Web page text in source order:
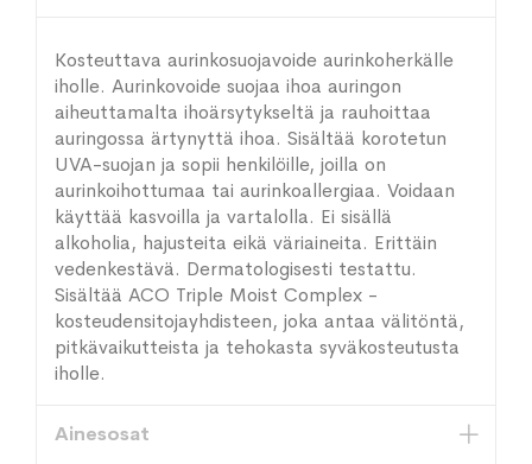
Kosteuttava aurinkosuojavoide aurinkoherkälle
iholle. Aurinkovoide suojaa ihoa auringon
aiheuttamalta ihoärsytykseltä ja rauhoittaa
auringossa ärtynyttä ihoa. Sisältää korotetun
UVA-suojan ja sopii henkilöille, joilla on
aurinkoihottumaa tai aurinkoallergiaa. Voidaan
käyttää kasvoilla ja vartalolla. Ei sisällä
alkoholia, hajusteita eikä väriaineita. Erittäin
vedenkestävä. Dermatologisesti testattu.
Sisältää ACO Triple Moist Complex -
kosteudensitojayhdisteen, joka antaa välitöntä,
pitkävaikutteista ja tehokasta syväkosteutusta
iholle.
Ainesosat